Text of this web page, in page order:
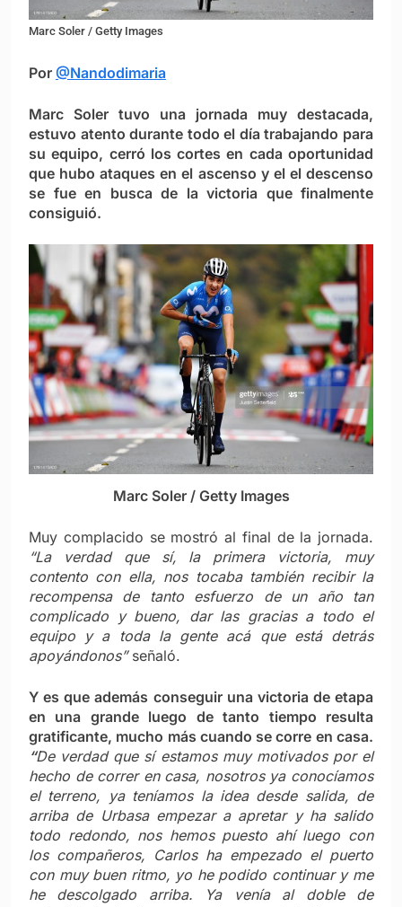
Marc Soler / Getty Images
Por @Nandodimaria
Marc Soler tuvo una jornada muy destacada,
estuvo atento durante todo el día trabajando para
su equipo, cerró los cortes en cada oportunidad
que hubo ataques en el ascenso y el el descenso
se fue en busca de la victoria que finalmente
consiguió.
Marc Soler / Getty Images
Muy complacido se mostró al final de la jornada.
“La verdad que sí, la primera victoria, muy
contento con ella, nos tocaba también recibir la
recompensa de tanto esfuerzo de un año tan
complicado y bueno, dar las gracias a todo el
equipo y a toda la gente acá que está detrás
apoyándonos”señaló.
Y es que además conseguir una victoria de etapa
en una grande luego de tanto tiempo resulta
gratificante, mucho más cuando se corre en casa.
“De verdad que sí estamos muy motivados por el
hecho de correr en casa, nosotros ya conocíamos
el terreno, ya teníamos la idea desde salida, de
arriba de Urbasa empezar a apretar y ha salido
todo redondo, nos hemos puesto ahí luego con
los compañeros, Carlos ha empezado el puerto
con muy buen ritmo, yo he podido continuar y me
he descolgado arriba. Ya venía al doble de